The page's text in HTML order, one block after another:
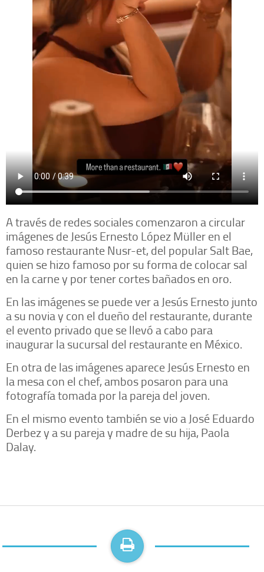
A través de redes sociales comenzaron a circular
imágenes de Jesús Ernesto López Müller en el
famoso restaurante Nusr-et, del popular Salt Bae,
quien se hizo famoso por su forma de colocar sal
en la carne y por tener cortes bañados en oro.
En las imágenes se puede ver a Jesús Ernesto junto
a su novia y con el dueño del restaurante, durante
el evento privado que se llevó a cabo para
inaugurar la sucursal del restaurante en México.
En otra de las imágenes aparece Jesús Ernesto en
la mesa con el chef, ambos posaron para una
fotografía tomada por la pareja del joven.
En el mismo evento también se vio a José Eduardo
Derbez y a su pareja y madre de su hija, Paola
Dalay.